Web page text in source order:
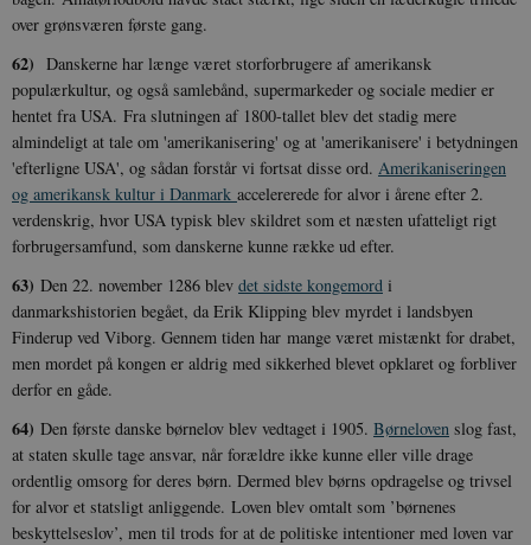
over grønsværen første gang.
62) Danskerne har længe været storforbrugere af amerikansk
populærkultur, og også samlebånd, supermarkeder og sociale medier er
hentet fra USA. Fra slutningen af 1800-tallet blev det stadig mere
almindeligt at tale om 'amerikanisering' og at 'amerikanisere' i betydningen
'efterligne USA', og sådan forstår vi fortsat disse ord. Amerikaniseringen
og amerikansk kultur i Danmark accelererede for alvor i årene efter 2.
verdenskrig, hvor USA typisk blev skildret som et næsten ufatteligt rigt
forbrugersamfund, som danskerne kunne række ud efter.
63) Den 22. november 1286 blev det sidste kongemord i
danmarkshistorien begået, da Erik Klipping blev myrdet i landsbyen
Finderup ved Viborg. Gennem tiden har mange været mistænkt for drabet,
men mordet på kongen er aldrig med sikkerhed blevet opklaret og forbliver
derfor en gåde.
64) Den første danske børnelov blev vedtaget i 1905. Børneloven slog fast,
at staten skulle tage ansvar, når forældre ikke kunne eller ville drage
ordentlig omsorg for deres børn. Dermed blev børns opdragelse og trivsel
for alvor et statsligt anliggende. Loven blev omtalt som ’børnenes
beskyttelseslov’, men til trods for at de politiske intentioner med loven var
sp_t
.spotify.com
sp_landing
Spotify Inc.
.spotify.com
JSESSIONID
Oracle Corporation
.nr-data.net
Session
CookieScriptConsent
CookieScript
danmarkshistorien.dk